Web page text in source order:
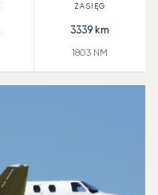
3339 km
1803 NM